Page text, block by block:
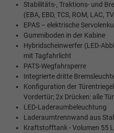
Stabilitäts-, Traktions- und
(EBA, EBD, TCS, ROM, LAC,
EPAS – elektrische
Gummiboden in der Kabine
Hybridscheinwerfer (LED-
mit Tagfahrlicht
PATS-Wegfahrsperre
Integrierte dritte
Konfiguration der
Vordertür; 2x Drücken: alle
LED-Laderaumbeleuchtung
Laderaumtrennwand aus
Kraftstofftank - Volumen 55